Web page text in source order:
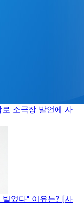
로 소극장 발언에 사
었다" 이유는? [사